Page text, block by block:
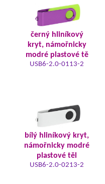
černý hliníkový
kryt, námořnicky
modré plastové tě
USB6-2.0-0113-2
bílý hliníkový kryt,
námořnicky modré
plastové těl
USB6-2.0-0213-2